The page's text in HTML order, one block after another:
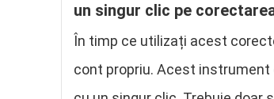
un singur clic pe
În timp ce utilizați acest
cont propriu. Acest